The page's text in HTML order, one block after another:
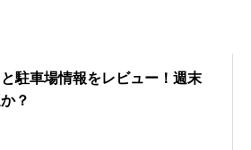
駐車場情報をレビュー！週末
？